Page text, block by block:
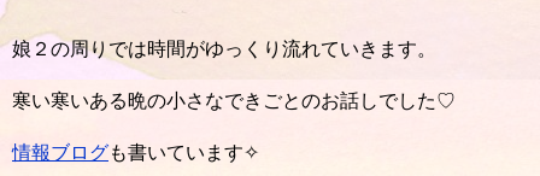
娘２の周りでは時間がゆっくり流れていきます。
寒い寒いある晩の小さなできごとのお話しでした♡
情報ブログも書いています✧